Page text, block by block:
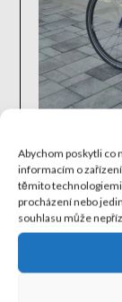
Abychom poskytli co
informacím o
těmito technologiemi
procházení nebo
souhlasu může